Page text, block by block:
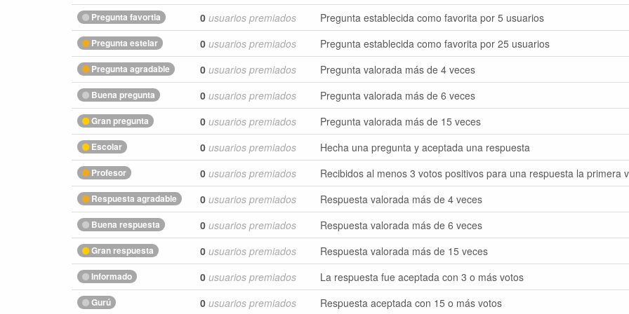
Pregunta favortia 0 usuarios premiados Pregunta establecida como favorita por 5 usuarios
Pregunta estelar 0 usuarios premiados Pregunta establecida como favorita por 25 usuarios
Pregunta agradable 0 usuarios premiados Pregunta valorada más de 4 veces
Buena pregunta 0 usuarios premiados Pregunta valorada más de 6 veces
Gran pregunta 0 usuarios premiados Pregunta valorada más de 15 veces
Escolar 0 usuarios premiados Hecha una pregunta y aceptada una respuesta
Profesor 0 usuarios premiados Recibidos al menos 3 votos positivos para una respuesta la primera
Respuesta agradable 0 usuarios premiados Respuesta valorada más de 4 veces
Buena respuesta 0 usuarios premiados Respuesta valorada más de 6 veces
Gran respuesta 0 usuarios premiados Respuesta valorada más de 15 veces
Informado 0 usuarios premiados La respuesta fue aceptada con 3 o más votos
Gurú 0 usuarios premiados Respuesta aceptada con 15 o más votos